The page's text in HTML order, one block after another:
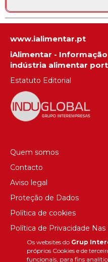
Os websites do Grup
próprios Cookies e de
funcionais, para fins
www.ialimentar.pt
iAlimentar -
indústria alimentar
Estatuto Editorial
Quem somos
Contacto
Aviso legal
Proteção de Dados
Política de cookies
Política de Privacidade Nas
Canal de denúncias
Colaborações editoriais